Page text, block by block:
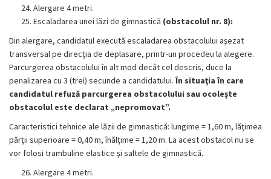
Alergare 4 metri.
Escaladarea unei lăzi de gimnastică (obstacolul nr. 8):
Din alergare, candidatul execută escaladarea obstacolului aşezat
transversal pe direcţia de deplasare, printr-un procedeu la alegere.
Parcurgerea obstacolului în alt mod decât cel descris, duce la
penalizarea cu 3 (trei) secunde a candidatului. În situaţia în care
candidatul refuză parcurgerea obstacolului sau ocolește
obstacolul este declarat „nepromovat”.
Caracteristici tehnice ale lăzii de gimnastică: lungime = 1,60 m, lăţimea
părţii superioare = 0,40 m, înălţime = 1,20 m. La acest obstacol nu se
vor folosi trambuline elastice şi saltele de gimnastică.
Alergare 4 metri.